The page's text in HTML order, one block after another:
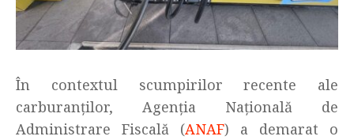
În contextul scumpirilor recente ale
carburanților, Agenția Națională de
Administrare Fiscală (ANAF) a demarat o